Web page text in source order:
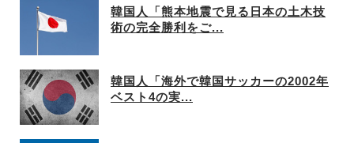
韓国人「熊本地震で見る日本の土木技
術の完全勝利をご...
韓国人「海外で韓国サッカーの2002年
ベスト4の実...